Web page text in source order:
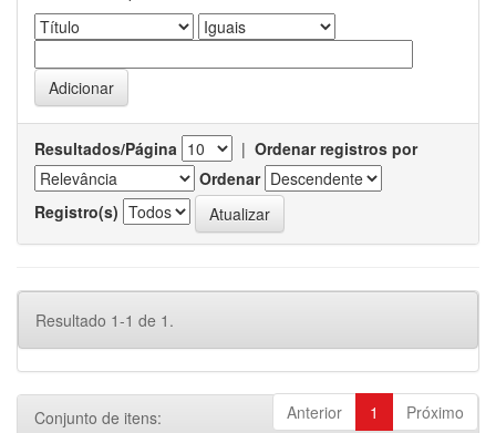
Resultados/Página | Ordenar registros por
Ordenar
Registro(s)
Resultado 1-1 de 1.
Anterior 1 Próximo
Conjunto de itens: